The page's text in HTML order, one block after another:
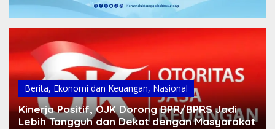
Berita, Ekonomi dan Keuangan, Nasional
Kinerja Positif, OJK Dorong BPR/BPRS Jadi
Lebih Tangguh dan Dekat dengan Masyarakat